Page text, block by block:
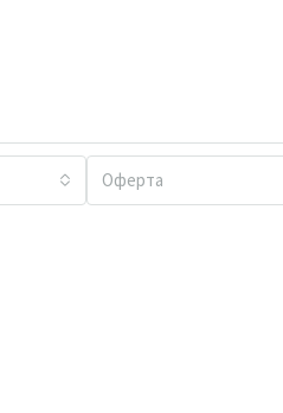
Оферта